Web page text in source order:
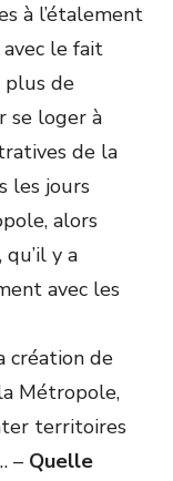
à l’étalement
le fait
plus de
se loger à
de la
les jours
alors
y a
avec les
création de
Métropole,
territoires
– Quelle